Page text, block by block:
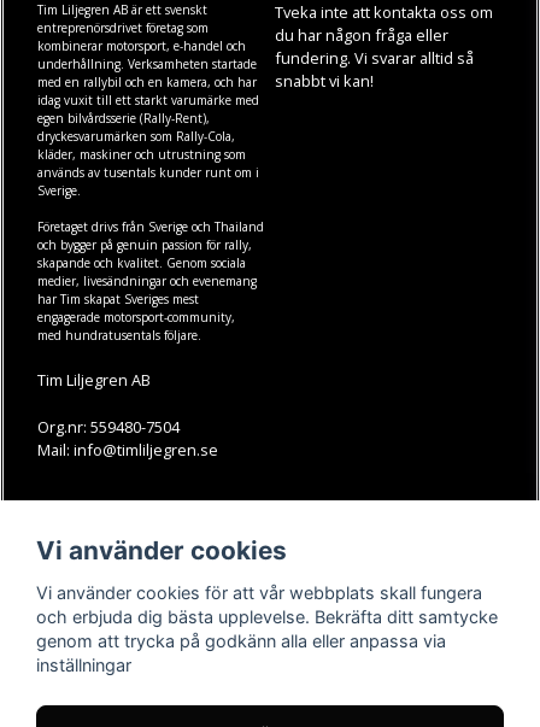
Tim Liljegren AB är ett svenskt
entreprenörsdrivet företag som
kombinerar motorsport, e-handel och
underhållning. Verksamheten startade
med en rallybil och en kamera, och har
idag vuxit till ett starkt varumärke med
egen bilvårdsserie (Rally-Rent),
dryckesvarumärken som Rally-Cola,
kläder, maskineroch utrustning som
används av tusentals kunder runt om i
Sverige.
Företaget drivs från Sverige och Thailand
och bygger på genuin passion för rally,
skapande och kvalitet. Genom sociala
medier, livesändningar och evenemang
har Tim skapat Sveriges mest
engagerade motorsport-community,
med hundratusentals följare.
Tim Liljegren AB
Org.nr: 559480-7504
Mail: info@timliljegren.se
Tveka inte att kontakta oss om
du har någon fråga eller
fundering. Vi svarar alltid så
snabbt vi kan!
Köpvillkor
Kontakt
Youtube-videos
Instagram
Youtube
TikTok
Vi använder cookies
Vi använder cookies för att vår webbplats skall fungera
och erbjuda dig bästa upplevelse. Bekräfta ditt samtycke
genom att trycka på godkänn alla eller anpassa via
inställningar